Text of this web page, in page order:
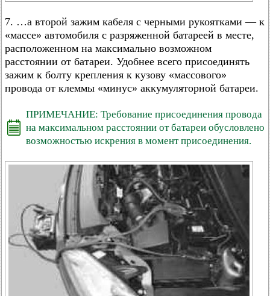
7. …а второй зажим кабеля с черными рукоятками — к
«массе» автомобиля с разряженной батареей в месте,
расположенном на максимально возможном
расстоянии от батареи. Удобнее всего присоединять
зажим к болту крепления к кузову «массового»
провода от клеммы «минус» аккумуляторной батареи.
ПРИМЕЧАНИЕ: Требование присоединения провода
на максимальном расстоянии от батареи обусловлено
возможностью искрения в момент присоединения.